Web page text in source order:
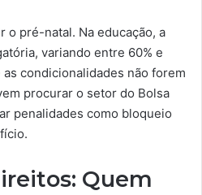
o pré-natal. Na educação, a
variando entre 60% e
condicionalidades não forem
procurar o setor do Bolsa
penalidades como bloqueio
Quem